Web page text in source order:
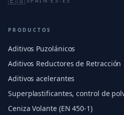
PRODUCTOS
Aditivos Puzolánicos
Aditivos Reductores de Retracción
Aditivos acelerantes
Superplastificantes, control de
Ceniza Volante (EN 450-1)